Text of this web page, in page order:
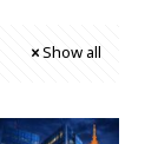
Show all